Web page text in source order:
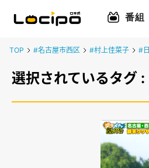
番組
TOP #名古屋市西区 #村上佳菜子 #
選択されているタグ :